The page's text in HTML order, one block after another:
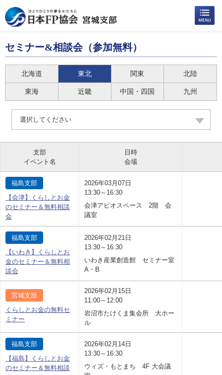
セミナー&相談会（参加無料）
北海道 東北 関東 北陸
東海 近畿 中国・四国 九州
選択してください
支部
イベント名
日時
会場
福島支部
【会津】くらしとお金
のセミナー＆無料相談
会
2026年03月07日
13:30～16:30
会津アピオスペース 2階 会
議室
福島支部
【いわき】くらしとお
金のセミナー＆無料相
談会
2026年02月21日
13:30～16:30
いわき産業創造館 セミナー室
A・B
宮城支部
くらしとお金の無料セ
ミナー
2026年02月15日
11:00～12:00
岩沼市たけくま集会所 大ホー
ル
福島支部
【福島】くらしとお金
のセミナー＆無料相談
2026年02月14日
13:30～16:30
ウィズ・もとまち 4F 大会議